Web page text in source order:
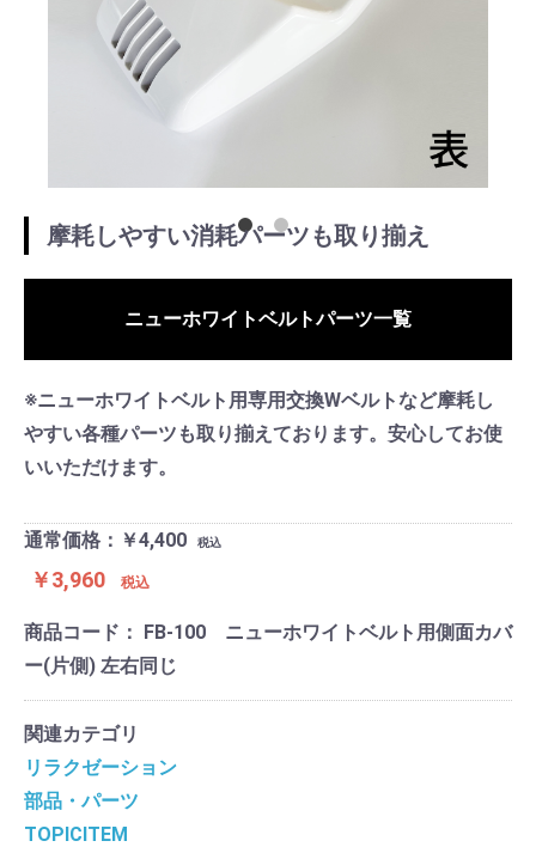
摩耗しやすい消耗パーツも取り揃え
ニューホワイトベルトパーツ一覧
※ニューホワイトベルト用専用交換Wベルトなど摩耗し
やすい各種パーツも取り揃えております。安心してお使
いいただけます。
通常価格：￥4,400 税込
￥3,960 税込
商品コード： FB-100 ニューホワイトベルト用側面カバ
ー(片側) 左右同じ
関連カテゴリ
リラクゼーション
部品・パーツ
TOPICITEM